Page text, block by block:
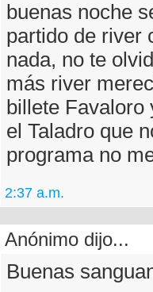
buenas noche
partido de river
nada, no te
más river
billete
el Taladro que
programa no
2:37 a.m.
Anónimo dijo...
Buenas